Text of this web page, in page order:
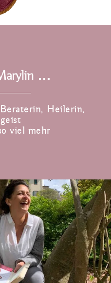
…
Heilerin,
viel mehr